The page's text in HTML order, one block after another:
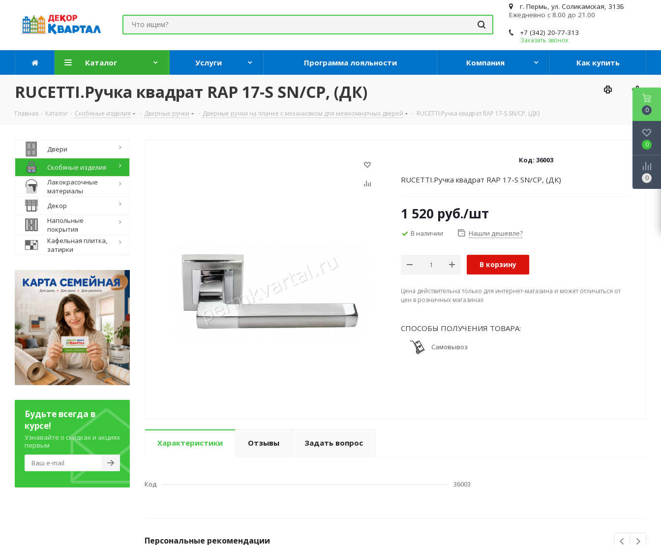
г. Пермь, ул. Соликамская, 313Б
Ежедневно с 8.00 до 21.00
+7 (342) 20-77-313
Заказать звонок
Каталог Услуги Программа лояльности Компания Как купить
RUCETTI.Ручка квадрат RAP 17-S SN/CP, (ДК)
Главная - Каталог - Скобяные изделия - Дверные ручки - Дверные ручки на планке с механизмом для межкомнатных дверей - RUCETTI.Ручка квадрат RAP 17-S SN/CP, (ДК)
Код: 36003
RUCETTI.Ручка квадрат RAP 17-S SN/CP, (ДК)
1 520 руб./шт
В наличии Нашли дешевле?
В корзину
Цена действительна только для интернет-магазина и может отличаться от
цен в розничных магазинах
СПОСОБЫ ПОЛУЧЕНИЯ ТОВАРА:
Самовывоз
Характеристики Отзывы Задать вопрос
Код 36003
Персональные рекомендации
Двери
Скобяные изделия
Лакокрасочные
материалы
Декор
Напольные
покрытия
Кафельная плитка,
затирки
Будьте всегда в
курсе!
Узнавайте о скидках и акциях
первым
0
0
0